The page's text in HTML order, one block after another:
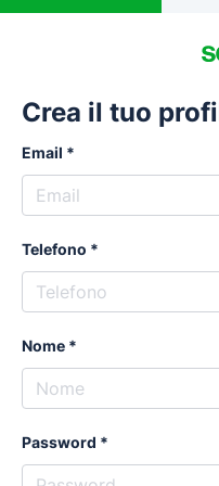
Crea il tuo
Email
Telefono
Nome
Password